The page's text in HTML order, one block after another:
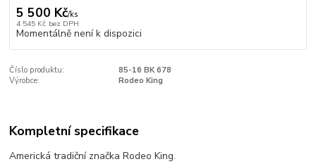
5 500 Kč/ks
4 545 Kč bez DPH
Momentálně není k dispozici
Číslo produktu:
85-16 BK 678
Výrobce:
Rodeo King
Kompletní specifikace
Americká tradiční značka Rodeo King.